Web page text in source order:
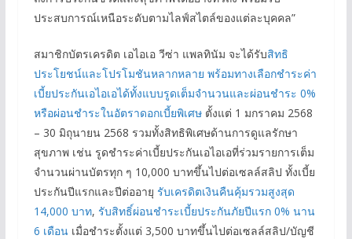
ประสบการณ์เหนือระดับตามไลฟ์สไตล์ของแต่ละบุคคล”
สมาชิกบัตรเครดิต เอไอเอ วีซ่า แพลทินัม จะได้รับสิทธิ
ประโยชน์และโปรโมชันหลากหลาย พร้อมทางเลือกชำระค่า
เบี้ยประกันเอไอเอได้ทั้งแบบรูดเต็มจำนวนและผ่อนชำระ 0%
หรือผ่อนชำระในอัตราดอกเบี้ยพิเศษตั้งแต่ 1 มกราคม 2568
– 30 มิถุนายน 2568 รวมทั้งสิทธิพิเศษด้านการดูแลรักษา
สุขภาพ เช่น รูดชำระค่าเบี้ยประกันเอไอเอที่ร่วมรายการเต็ม
จำนวนผ่านบัตรทุก ๆ 10,000 บาทขึ้นไปต่อเซลล์สลิป ทั้งเบี้ย
ประกันปีแรกและปีต่ออายุ รับเครดิตเงินคืนคุ้มรวมสูงสุด
14,000 บาท, รับสิทธิ์ผ่อนชำระเบี้ยประกันภัยปีแรก 0% นาน
6 เดือนเมื่อชำระตั้งแต่ 3,500 บาทขึ้นไปต่อเซลล์สลิป/บัญชี